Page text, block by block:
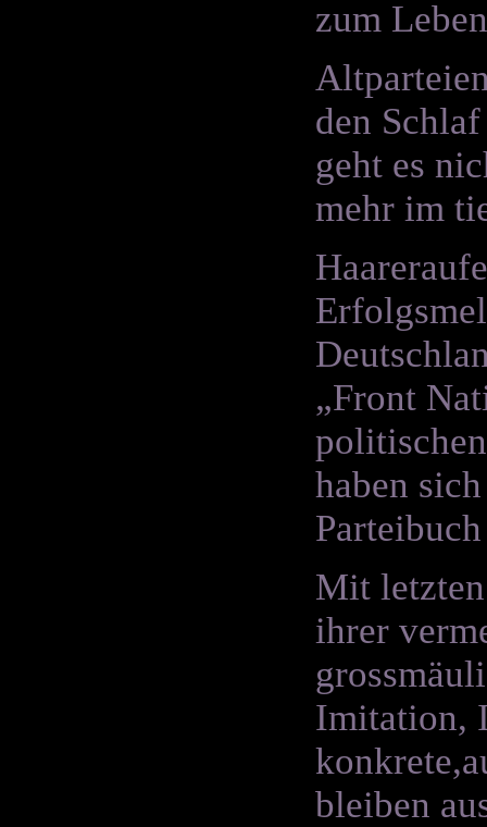
zum
den
geht es
mehr im
„Front
haben
Mit
ihrer
Imitation,
bleiben